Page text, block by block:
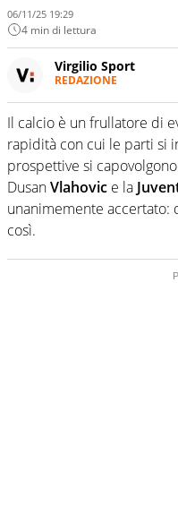
06/11/25 19:29
4 min di lettura
Virgilio Sport
REDAZIONE
appassionato su
calciomercato, F1,
volley, basket: su
sanno che
zero faziosità. La
giornalisti ed
rimessa quando
Il calcio è un frullatore di
rapidità con cui le parti si
prospettive si
DusanVlahovic e la
unanimemente accertato:
così.